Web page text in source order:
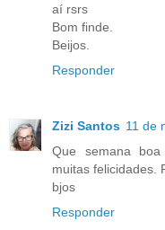
aí rsrs
Bom finde.
Beijos.
Responder
Zizi Santos 11 de
Que semana boa
muitas felicidades.
bjos
Responder